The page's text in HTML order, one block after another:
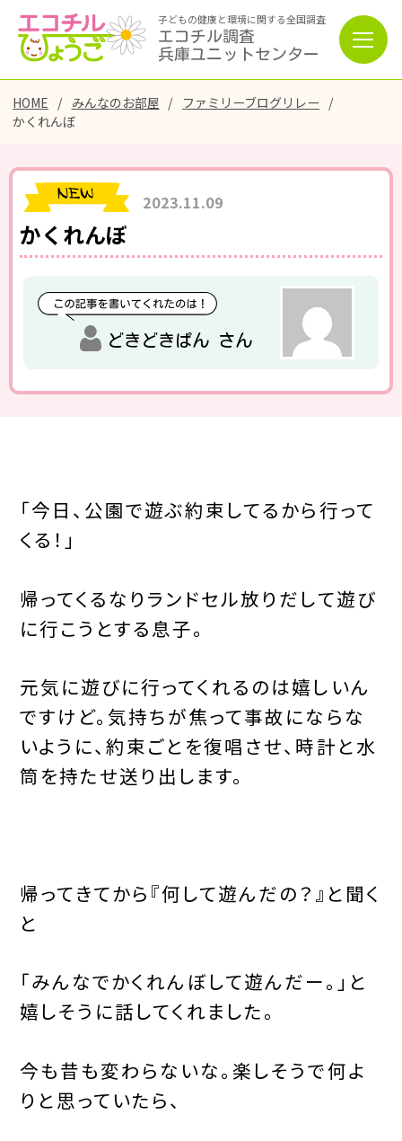
子どもの健康と環境に関する全国調査
エコチル調査
兵庫ユニットセンター
HOME みんなのお部屋
ファミリーブログリレー
かくれんぼ
2023.11.09
かくれんぼ
どきどきぱん さん
「今日、公園で遊ぶ約束してるから行って
くる！」
帰ってくるなりランドセル放りだして遊び
に行こうとする息子。
元気に遊びに行ってくれるのは嬉しいん
ですけど。気持ちが焦って事故にならな
いように、約束ごとを復唱させ、時計と水
筒を持たせ送り出します。
帰ってきてから『何して遊んだの？』と聞く
と
「みんなでかくれんぼして遊んだー。」と
嬉しそうに話してくれました。
今も昔も変わらないな。楽しそうで何よ
りと思っていたら、